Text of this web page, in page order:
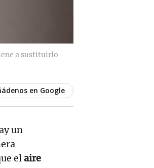
a sustituirlo
en Google
un
elaire